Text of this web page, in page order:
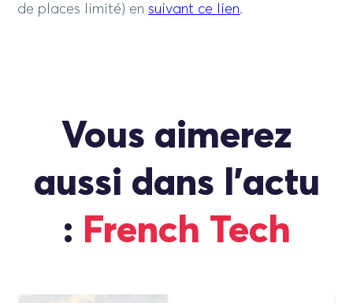
de places limité) ensuivant ce lien.
Vous aimerez
aussi dans l'actu
: French Tech